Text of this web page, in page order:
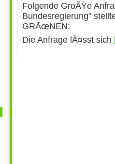
Folgende GroÃŸe
Bundesregierung"
GRÃœNEN:
Die Anfrage lÃ¤sst sich